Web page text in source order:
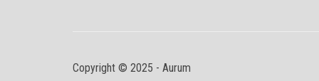
Copyright © 2025 - Aurum